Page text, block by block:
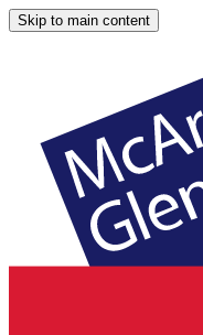
Skip to main content